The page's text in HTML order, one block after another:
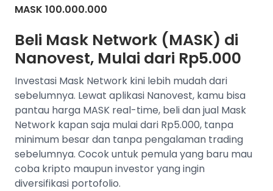
MASK 100.000.000
Beli Mask Network (MASK) di
Nanovest, Mulai dari Rp5.000
Investasi Mask Network kini lebih mudah dari
sebelumnya. Lewat aplikasi Nanovest, kamu bisa
pantau harga MASK real-time, beli dan jual Mask
Network kapan saja mulai dari Rp5.000, tanpa
minimum besar dan tanpa pengalaman trading
sebelumnya. Cocok untuk pemula yang baru mau
coba kripto maupun investor yang ingin
diversifikasi portofolio.